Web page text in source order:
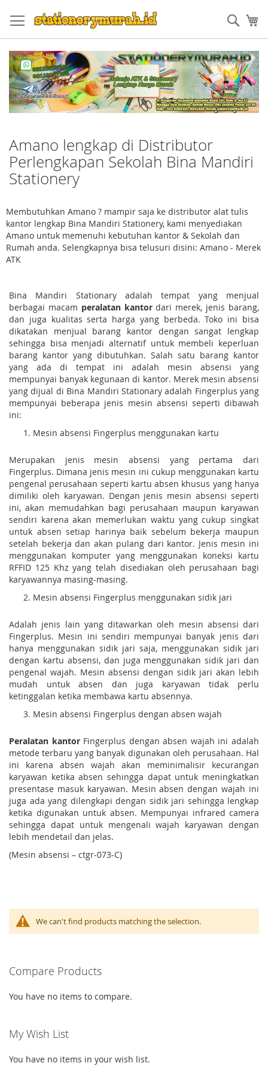
to
Content
Amano lengkap di Distributor
Perlengkapan Sekolah Bina Mandiri
Stationery
Membutuhkan Amano ? mampir saja ke distributor alat tulis
kantor lengkap Bina Mandiri Stationery, kami menyediakan
Amano untuk memenuhi kebutuhan kantor & Sekolah dan
Rumah anda. Selengkapnya bisa telusuri disini: Amano - Merek
ATK
Bina Mandiri Stationary adalah tempat yang menjual
berbagai macam peralatan kantordari merek, jenis barang,
dan juga kualitas serta harga yang berbeda. Toko ini bisa
dikatakan menjual barang kantor dengan sangat lengkap
sehingga bisa menjadi alternatif untuk membeli keperluan
barang kantor yang dibutuhkan. Salah satu barang kantor
yang ada di tempat ini adalah mesin absensi yang
mempunyai banyak kegunaan di kantor. Merek mesin absensi
yang dijual di Bina Mandiri Stationary adalah Fingerplus yang
mempunyai beberapa jenis mesin absensi seperti dibawah
ini:
Mesin absensi Fingerplus menggunakan kartu
Merupakan jenis mesin absensi yang pertama dari
Fingerplus. Dimana jenis mesin ini cukup menggunakan kartu
pengenal perusahaan seperti kartu absen khusus yang hanya
dimiliki oleh karyawan. Dengan jenis mesin absensi seperti
ini, akan memudahkan bagi perusahaan maupun karyawan
sendiri karena akan memerlukan waktu yang cukup singkat
untuk absen setiap harinya baik sebelum bekerja maupun
setelah bekerja dan akan pulang dari kantor. Jenis mesin ini
menggunakan komputer yang menggunakan koneksi kartu
RFFID 125 Khz yang telah disediakan oleh perusahaan bagi
karyawannya masing-masing.
Mesin absensi Fingerplus menggunakan sidik jari
Adalah jenis lain yang ditawarkan oleh mesin absensi dari
Fingerplus. Mesin ini sendiri mempunyai banyak jenis dari
hanya menggunakan sidik jari saja, menggunakan sidik jari
dengan kartu absensi, dan juga menggunakan sidik jari dan
pengenal wajah. Mesin absensi dengan sidik jari akan lebih
mudah untuk absen dan juga karyawan tidak perlu
ketinggalan ketika membawa kartu absennya.
Mesin absensi Fingerplus dengan absen wajah
Peralatan kantor Fingerplus dengan absen wajah ini adalah
metode terbaru yang banyak digunakan oleh perusahaan. Hal
ini karena absen wajah akan meminimalisir kecurangan
karyawan ketika absen sehingga dapat untuk meningkatkan
presentase masuk karyawan. Mesin absen dengan wajah ini
juga ada yang dilengkapi dengan sidik jari sehingga lengkap
ketika digunakan untuk absen. Mempunyai infrared camera
sehingga dapat untuk mengenali wajah karyawan dengan
lebih mendetail dan jelas.
(Mesin absensi – ctgr-073-C)
We can't find products matching the selection.
Compare Products
You have no items to compare.
My Wish List
You have no items in your wish list.